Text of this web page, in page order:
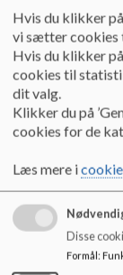
n
Hjem
Skolestart
hvor I kan høre
Vi glæder os til at
Dokumenter
Hvis du klikker på
vi sætter cookies
Hvis du klikker
cookies til
dit valg.
Klikker du på
cookies for de
Læs mere i
Disse
Formål: